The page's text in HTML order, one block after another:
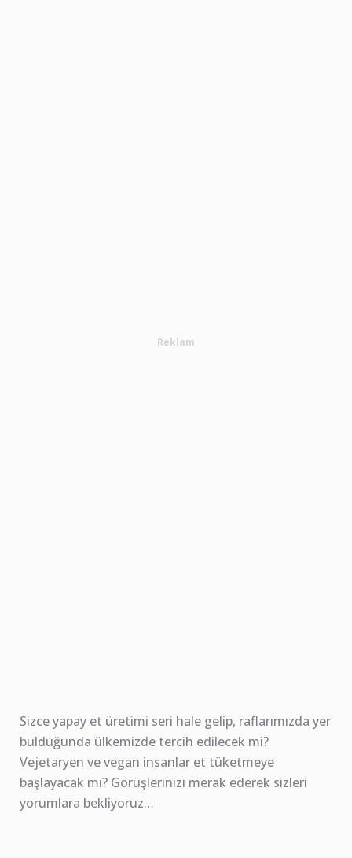
Reklam
Sizce yapay et üretimi seri hale gelip, raflarımızda yer
bulduğunda ülkemizde tercih edilecek mi?
Vejetaryen ve vegan insanlar et tüketmeye
başlayacak mı? Görüşlerinizi merak ederek sizleri
yorumlara bekliyoruz…